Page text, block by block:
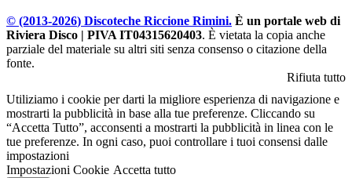
© (2013-2026) Discoteche Riccione Rimini. È un portale web di
Riviera Disco | PIVA IT04315620403. È vietata la copia anche
parziale del materiale su altri siti senza consenso o citazione della
fonte.
Rifiuta tutto
Utiliziamo i cookie per darti la migliore esperienza di navigazione e
mostrarti la pubblicità in base alla tue preferenze. Cliccando su
“Accetta Tutto”, acconsenti a mostrarti la pubblicità in linea con le
tue preferenze. In ogni caso, puoi controllare i tuoi consensi dalle
impostazioni
Impostazioni Cookie Accetta tutto